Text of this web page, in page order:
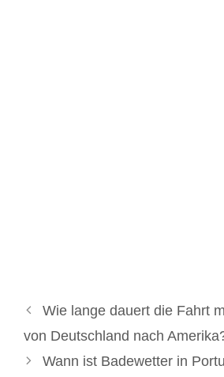
Wie lange dauert die Fahrt
von Deutschland nach
Wann ist Badewetter in